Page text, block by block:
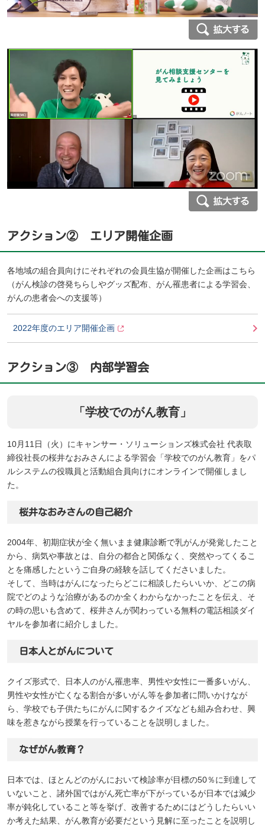
アクション② エリア開催企画
各地域の組合員向けにそれぞれの会員生協が開催した企画はこちら
（がん検診の啓発ちらしやグッズ配布、がん罹患者による学習会、
がんの患者会への支援等）
2022年度のエリア開催企画
アクション③ 内部学習会
「学校でのがん教育」
10月11日（火）にキャンサー・ソリューションズ株式会社 代表取
締役社長の桜井なおみさんによる学習会「学校でのがん教育」をパ
ルシステムの役職員と活動組合員向けにオンラインで開催しまし
た。
桜井なおみさんの自己紹介
2004年、初期症状が全く無いまま健康診断で乳がんが発覚したこと
から、病気や事故とは、自分の都合と関係なく、突然やってくるこ
とを痛感したというご自身の経験を話してくださいました。
そして、当時はがんになったらどこに相談したらいいか、どこの病
院でどのような治療があるのか全くわからなかったことを伝え、そ
の時の思いも含めて、桜井さんが関わっている無料の電話相談ダイ
ヤルを参加者に紹介しました。
日本人とがんについて
クイズ形式で、日本人のがん罹患率、男性や女性に一番多いがん、
男性や女性が亡くなる割合が多いがん等を参加者に問いかけなが
ら、学校でも子供たちにがんに関するクイズなども組み合わせ、興
味を惹きながら授業を行っていることを説明しました。
なぜがん教育？
日本では、ほとんどのがんにおいて検診率が目標の50％に到達して
いないこと、諸外国ではがん死亡率が下がっているが日本では減少
率が鈍化していること等を挙げ、改善するためにはどうしたらいい
か考えた結果、がん教育が必要だという見解に至ったことを説明し